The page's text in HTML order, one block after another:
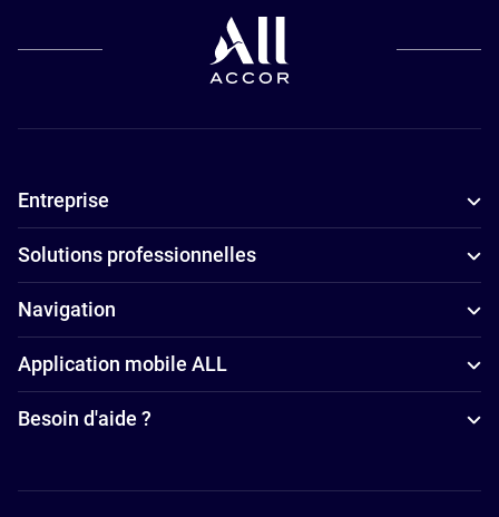
les petits
Paris
Hôtels
adaptés aux
familles à
Paris
Hôtels avec
spa à Paris
Hôtels avec
Hôtels avec
piscine à
Hôtels de
d’affaires à
Paris
petit-déjeuner
à Paris
Appart'hôtels
Entreprise
Solutions professionnelles
Navigation
Application mobile ALL
Besoin d'aide ?